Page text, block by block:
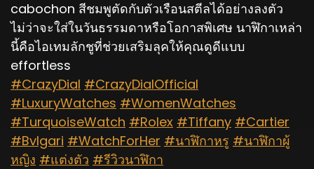
cabochon สีชมพูตัดกับตัวเรือนสตีลได้อย่างลงตัว
ไม่ว่าจะใส่ในวันธรรมดาหรือโอกาสพิเศษ นาฬิกาเหล่า
นี้คือไอเทมลักชูที่ช่วยเสริมลุคให้คุณดูดีแบบ
effortless
#CrazyDial #CrazyDialOfficial
#LuxuryWatches #WomenWatches
#TurquoiseWatch #Rolex #Tiffany #Cartier
#Bvlgari #WatchForHer #นาฬิกาหรู #นาฬิกาผู้
หญิง #แต่งตัว #รีวิวนาฬิกา